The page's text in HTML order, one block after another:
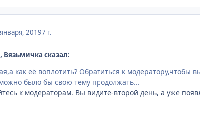
20197 г.
Вязьмичка сказал:
как её воплотить? Обратиться к модератору,чтобы
было бы свою тему продолжать...
к модераторам. Вы видите-второй день, а уже